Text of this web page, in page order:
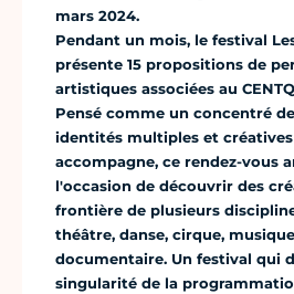
mars 2024.
Pendant un mois, le festival
présente 15 propositions de
artistiques associées au
Pensé comme un concentré
identités multiples et
accompagne, ce rendez-vous
l'occasion de découvrir des
frontière de plusieurs
théâtre, danse, cirque,
documentaire. Un festival qui
singularité de la